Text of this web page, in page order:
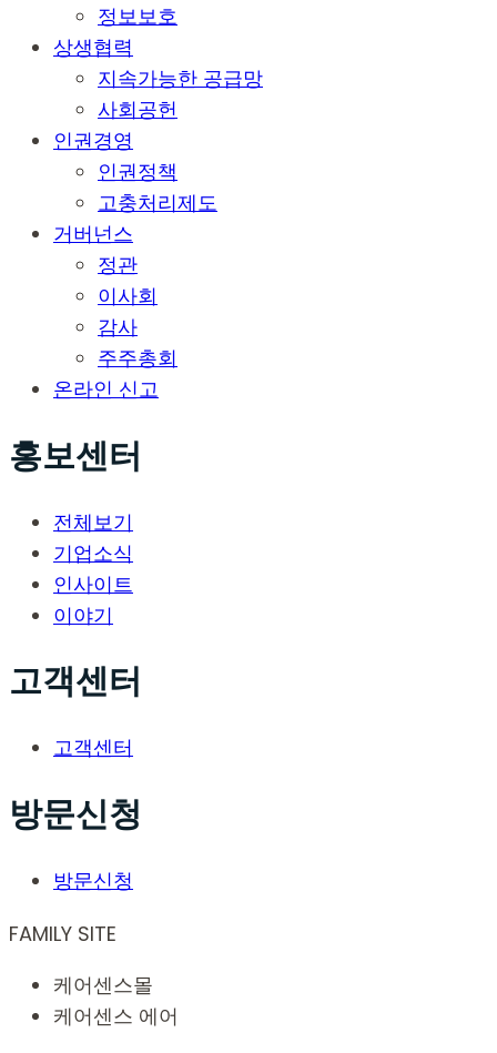
정보보호
상생협력
지속가능한 공급망
사회공헌
인권경영
인권정책
고충처리제도
거버넌스
정관
이사회
감사
주주총회
온라인 신고
홍보센터
전체보기
기업소식
인사이트
이야기
고객센터
고객센터
방문신청
방문신청
FAMILY SITE
케어센스몰
케어센스 에어